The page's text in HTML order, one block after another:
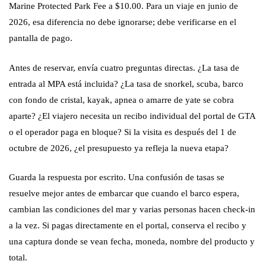
Marine Protected Park Fee a $10.00. Para un viaje en junio de
2026, esa diferencia no debe ignorarse; debe verificarse en el
pantalla de pago.
Antes de reservar, envía cuatro preguntas directas. ¿La tasa de
entrada al MPA está incluida? ¿La tasa de snorkel, scuba, barco
con fondo de cristal, kayak, apnea o amarre de yate se cobra
aparte? ¿El viajero necesita un recibo individual del portal de GTA
o el operador paga en bloque? Si la visita es después del 1 de
octubre de 2026, ¿el presupuesto ya refleja la nueva etapa?
Guarda la respuesta por escrito. Una confusión de tasas se
resuelve mejor antes de embarcar que cuando el barco espera,
cambian las condiciones del mar y varias personas hacen check-in
a la vez. Si pagas directamente en el portal, conserva el recibo y
una captura donde se vean fecha, moneda, nombre del producto y
total.